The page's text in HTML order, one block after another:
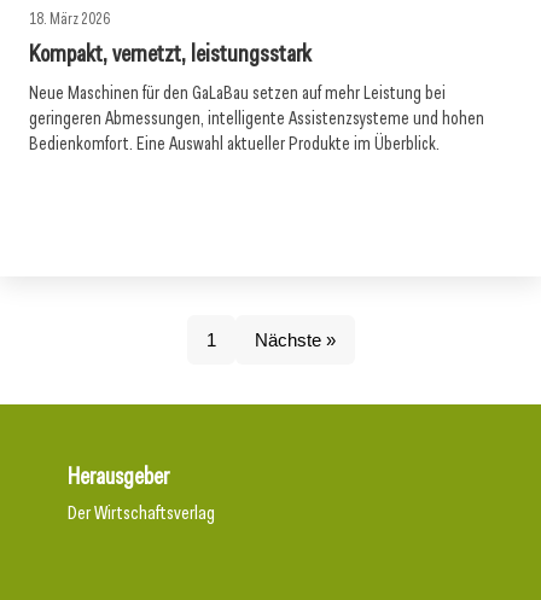
18. März 2026
Kompakt, vernetzt, leistungsstark
Neue Maschinen für den GaLaBau setzen auf mehr Leistung bei
geringeren Abmessungen, intelligente Assistenzsysteme und hohen
Bedienkomfort. Eine Auswahl aktueller Produkte im Überblick.
1 Nächste »
Herausgeber
Der Wirtschaftsverlag